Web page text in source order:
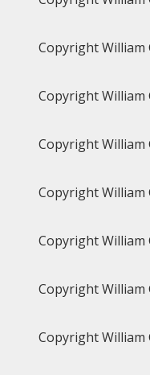
Copyright William
Copyright William
Copyright William
Copyright William
Copyright William
Copyright William
Copyright William